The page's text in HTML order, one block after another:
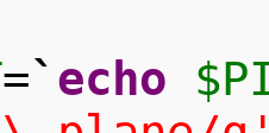
=` echo